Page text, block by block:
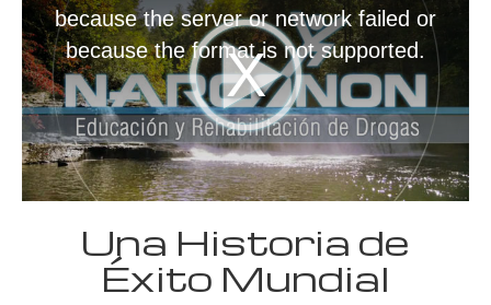
because the server or network failed or
because the format is not supported.
Una Historia de
Éxito Mundial